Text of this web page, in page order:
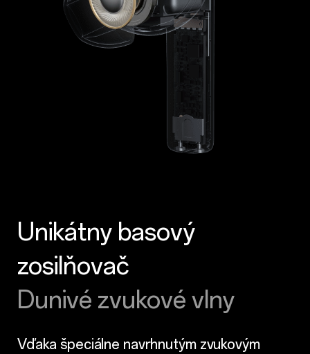
Unikátny basový
zosilňovač
Dunivé zvukové vlny
Vďaka špeciálne navrhnutým zvukovým